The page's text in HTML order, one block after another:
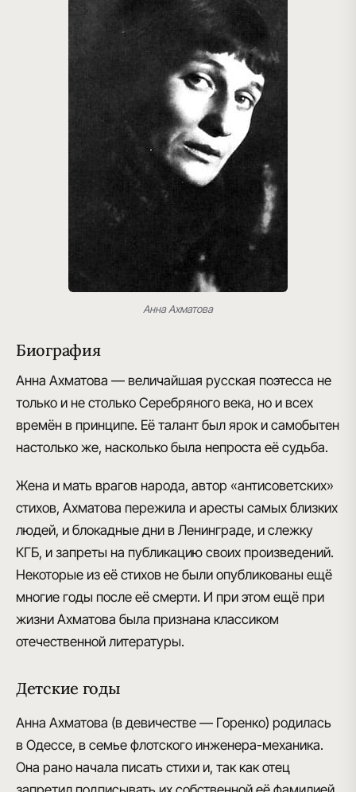
Анна Ахматова
Биография
Анна Ахматова — величайшая русская поэтесса не
только и не столько Серебряного века, но и всех
времён в принципе. Её талант был ярок и самобытен
настолько же, насколько была непроста её судьба.
Жена и мать врагов народа, автор «антисоветских»
стихов, Ахматова пережила и аресты самых близких
людей, и блокадные дни в Ленинграде, и слежку
КГБ, и запреты на публикацию своих произведений.
Некоторые из её стихов не были опубликованы ещё
многие годы после её смерти. И при этом ещё при
жизни Ахматова была признана классиком
отечественной литературы.
Детские годы
Анна Ахматова (в девичестве — Горенко) родилась
в Одессе, в семье флотского инженера-механика.
Она рано начала писать стихи и, так как отец